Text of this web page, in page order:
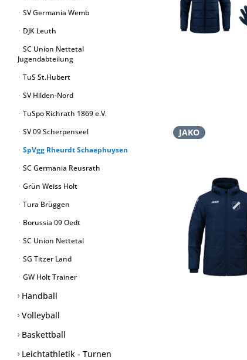
SV Germania Wemb
DJK Leuth
SC Union Nettetal
Jugendabteilung
TuS St.Hubert
SV Hilden-Nord
TuSpo Richrath 1869 e.V.
SV 09 Scherpenseel
SpVgg Rheurdt Schaephuysen
SC Germania Reusrath
Grün Weiss Holt
Tura Brüggen
Borussia 09 Oedt
SC Union Nettetal
SG Titzer Land
GW Holt Trainer
Handball
Volleyball
Baskettball
Leichtathletik - Turnen
JAKO